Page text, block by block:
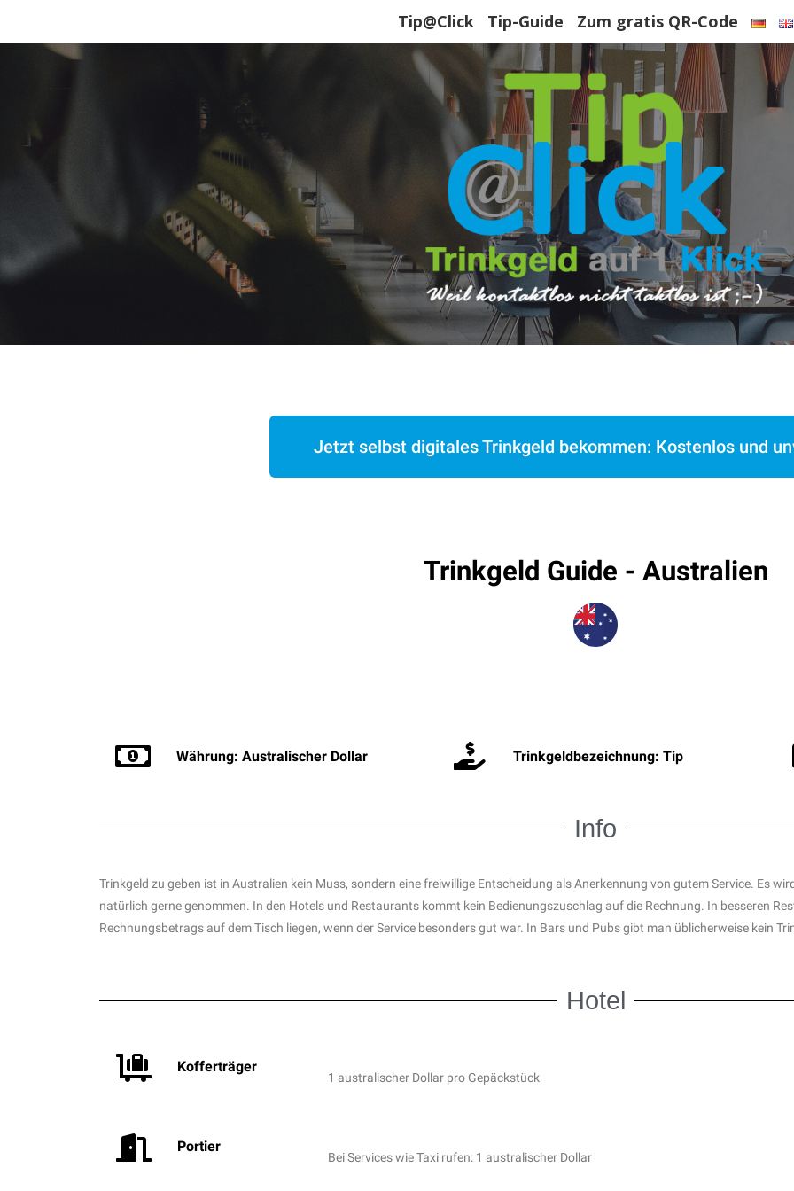
Tip@Click Tip-Guide Zum gratis QR-Code
Jetzt selbst digitales Trinkgeld bekommen: Kostenlos und
Trinkgeld Guide - Australien
Währung: Australischer Dollar Trinkgeldbezeichnung: Tip
Info
Trinkgeld zu geben ist in Australien kein Muss, sondern eine freiwillige Entscheidung als Anerkennung von gutem Service. Es
natürlich gerne genommen. In den Hotels und Restaurants kommt kein Bedienungszuschlag auf die Rechnung. In besseren
Rechnungsbetrags auf dem Tisch liegen, wenn der Service besonders gut war. In Bars und Pubs gibt man üblicherweise kein
Hotel
Kofferträger
1 australischer Dollar pro Gepäckstück
Portier
Bei Services wie Taxi rufen: 1 australischer Dollar